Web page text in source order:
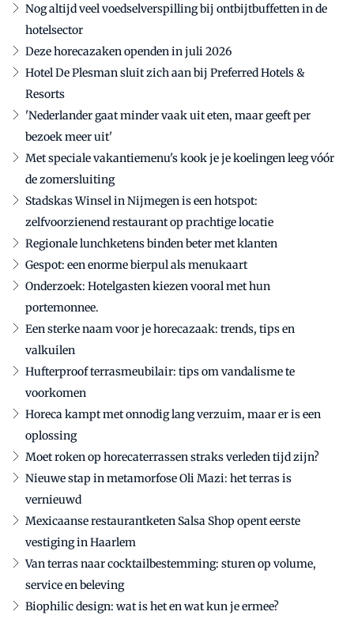
Nog altijd veel voedselverspilling bij ontbijtbuffetten in de
hotelsector
Deze horecazaken openden in juli 2026
Hotel De Plesman sluit zich aan bij Preferred Hotels &
Resorts
'Nederlander gaat minder vaak uit eten, maar geeft per
bezoek meer uit'
Met speciale vakantiemenu's kook je je koelingen leeg vóór
de zomersluiting
Stadskas Winsel in Nijmegen is een hotspot:
zelfvoorzienend restaurant op prachtige locatie
Regionale lunchketens binden beter met klanten
Gespot: een enorme bierpul als menukaart
Onderzoek: Hotelgasten kiezen vooral met hun
portemonnee.
Een sterke naam voor je horecazaak: trends, tips en
valkuilen
Hufterproof terrasmeubilair: tips om vandalisme te
voorkomen
Horeca kampt met onnodig lang verzuim, maar er is een
oplossing
Moet roken op horecaterrassen straks verleden tijd zijn?
Nieuwe stap in metamorfose Oli Mazi: het terras is
vernieuwd
Mexicaanse restaurantketen Salsa Shop opent eerste
vestiging in Haarlem
Van terras naar cocktailbestemming: sturen op volume,
service en beleving
Biophilic design: wat is het en wat kun je ermee?